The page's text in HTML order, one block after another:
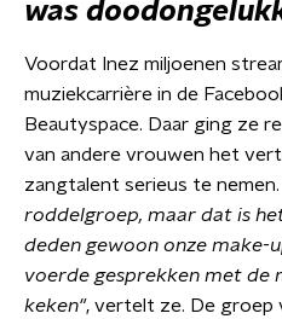
was
Voordat Inez miljoenen
muziekcarrière in de
Beautyspace. Daar ging ze
van andere vrouwen het
zangtalent serieus te nemen.
roddelgroep, maar dat is
deden gewoon onze make-
voerde gesprekken met de
keken", vertelt ze. De groep